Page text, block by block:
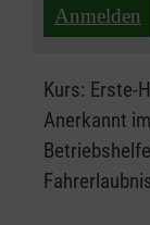
Anmelden
Kurs: Erste-
Anerkannt